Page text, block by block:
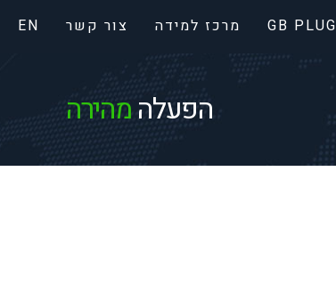
GB מרכז למידה
תיעוד תוסף וורדפרס לפיירברי
צור קשר EN
הפעלהמהירה